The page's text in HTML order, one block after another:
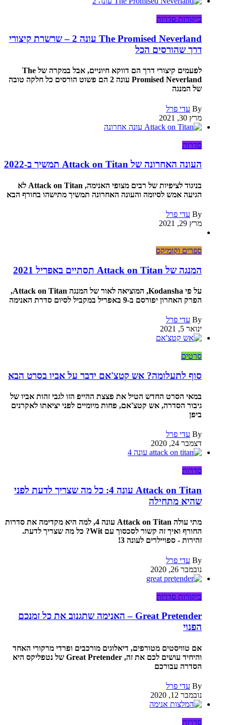
ביקורות סדרות
The Promised Neverland עונה 2 – שרשרת קיצורי
דרך שהורסים הכל
לפעמים קיצורי דרך הם דווקא חיוניים, אבל במקרה של The
Promised Neverland עונה 2 הם פשוט הורסים כל חלקה טובה
של המנגה
By עדי פרל
מרץ 30, 2021
סדרות
העונה האחרונה של Attack on Titan תמשיך ב-2022
בניגוד לציפיות של רבים מצופי האנימה, Attack on Titan לא
הגיעה אמש לסיומה והעונה האחרונה תמשיך מתישהו בחורף הבא
By עדי פרל
מרץ 29, 2021
ספרים וקומיקס
המנגה של Attack on Titan תסתיים באפריל 2021
על פי Kodansha, המוציאה לאור של המנגה Attack on Titan,
הפרק האחרון יפורסם ב-9 באפריל במקביל לסיום סדרת האנימה
By עדי פרל
ינואר 5, 2021
סרטים
סוף לתעלומה? אש קטצ'אם ידבר על אביו בסרט הבא
במאי הסרט החדש הטיל את פצצת ההייפ הזו לגבי זהות אביו של
גיבור הסדרה, אש קטצ'אם, פחות מיומיים לפני יציאתו לאקרנים
ביפן
By עדי פרל
דצמבר 24, 2020
סדרות
Attack on Titan עונה 4: כל מה שצריך לדעת לפני
שהיא מתחילה
מתי עולה Attack on Titan עונה 4, למה היא מקדימה את סדרות
החורף ואיך זה קשור לסכסוך עם Wit? כל מה שצריך לדעת.
זהירות - ספויילרים לעונה 3!
By עדי פרל
נובמבר 26, 2020
ביקורות סדרות
Great Pretender – האנימה שתגנוב את כל זמנכם
הפנוי
אם טוויסטים מטורפים, דיאלוגים מורכבים ופרדי מרקורי האחד
והיחיד עושים לכם את זה, Great Pretender של נטפליקס היא
הסדרה עבורכם
By עדי פרל
נובמבר 12, 2020
סדרות